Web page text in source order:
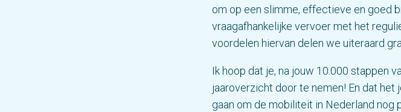
om op een slimme, effectieve en goed
vraagafhankelijke vervoer met het
voordelen hiervan delen we uiteraard
Ik hoop dat je, na jouw 10.000 stappen
jaaroverzicht door te nemen! En dat
gaan om de mobiliteit in Nederland nog